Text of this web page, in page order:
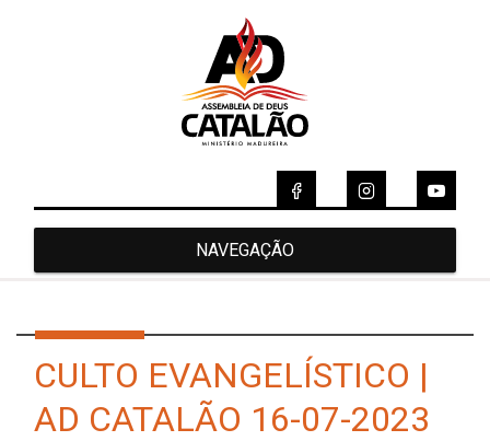
NAVEGAÇÃO
CULTO EVANGELÍSTICO |
AD CATALÃO 16-07-2023